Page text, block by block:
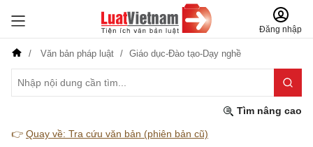
Đăng nhập
Văn bản pháp luật Giáo dục-Đào tạo-Dạy nghề
Tìm nâng cao
👉 Quay về: Tra cứu văn bản (phiên bản cũ)